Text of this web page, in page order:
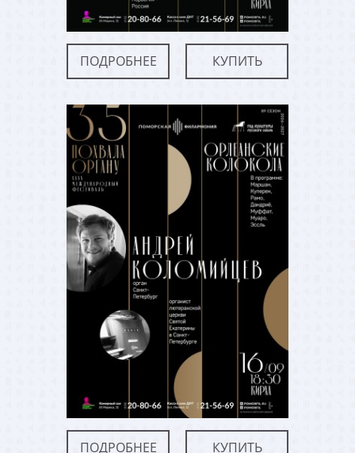
ПОДРОБНЕЕ КУПИТЬ
ПОДРОБНЕЕ КУПИТЬ